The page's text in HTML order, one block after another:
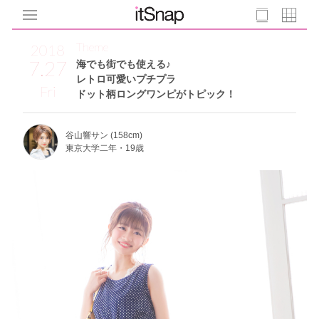
2018
7.27
Fri
海でも街でも使える♪
レトロ可愛いプチプラ
ドット柄ロングワンピがトピック！
Theme
谷山響サン (158cm)
東京大学二年・19歳